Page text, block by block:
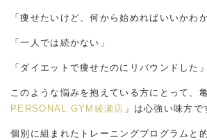
「痩せたいけど、何から始めればいいかわ
「一人では続かない」
「ダイエットで痩せたのにリバウンドした」
このような悩みを抱えている方にとって、
PERSONAL GYM綾瀬店 」は心強い味方で
個別に組まれたトレーニングプログラムと